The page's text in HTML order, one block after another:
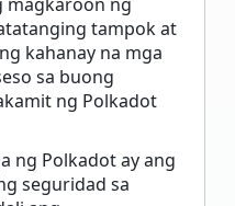
tampok at
kahanay na mga
sa buong
ng Polkadot
ng Polkadot ay ang
seguridad sa